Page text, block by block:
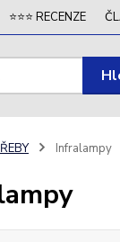
⭐⭐⭐ RECENZE
Infralampy